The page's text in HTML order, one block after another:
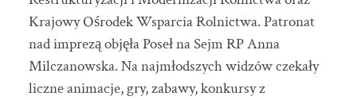
Krajowy Ośrodek Wsparcia Rolnictwa. Patronat
nad imprezą objęła Poseł na Sejm RP Anna
Milczanowska. Na najmłodszych widzów czekały
liczne animacje, gry, zabawy, konkursy z